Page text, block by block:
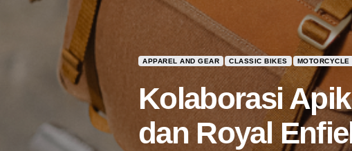
APPAREL AND GEAR CLASSIC BIKES MOTORCYCLE
Kolaborasi
dan Royal